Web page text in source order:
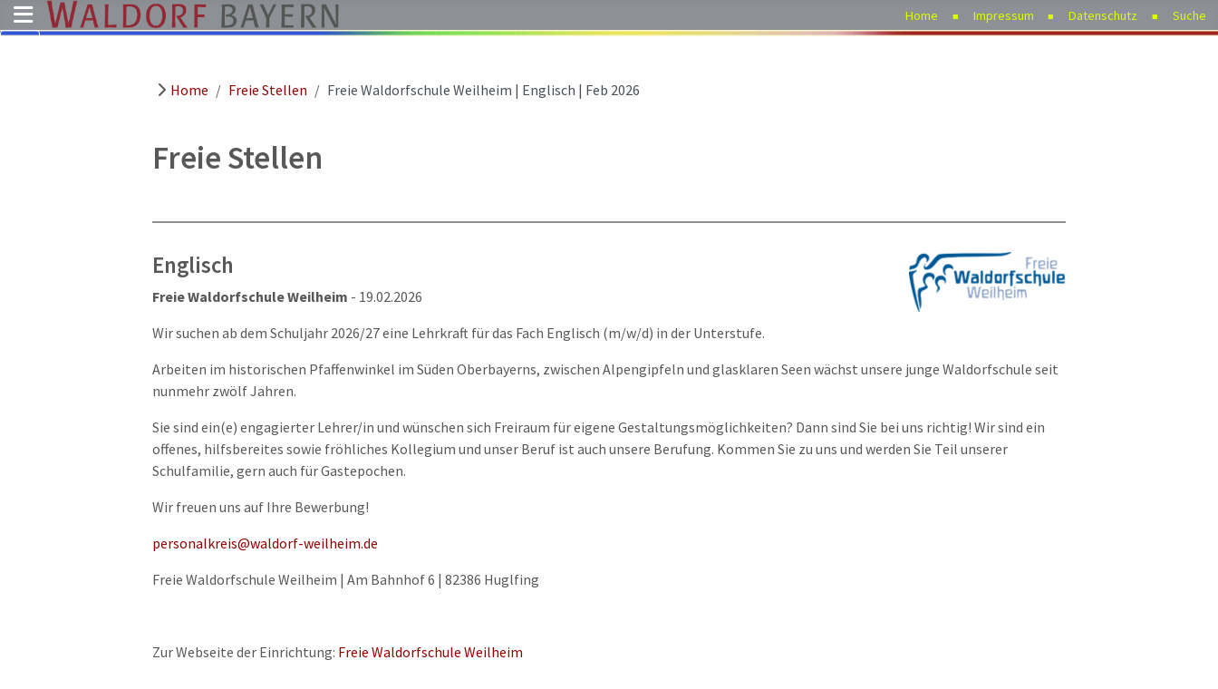
Home Impressum Datenschutz Suche
Home Freie Stellen Freie Waldorfschule Weilheim | Englisch | Feb 2026
Freie Stellen
Englisch
Freie Waldorfschule Weilheim - 19.02.2026
Wir suchen ab dem Schuljahr 2026/27 eine Lehrkraft für das Fach Englisch (m/w/d) in der Unterstufe.
Arbeiten im historischen Pfaffenwinkel im Süden Oberbayerns, zwischen Alpengipfeln und glasklaren Seen wächst unsere junge Waldorfschule seit
nunmehr zwölf Jahren.
Sie sind ein(e) engagierter Lehrer/in und wünschen sich Freiraum für eigene Gestaltungsmöglichkeiten? Dann sind Sie bei uns richtig! Wir sind ein
offenes, hilfsbereites sowie fröhliches Kollegium und unser Beruf ist auch unsere Berufung. Kommen Sie zu uns und werden Sie Teil unserer
Schulfamilie, gern auch für Gastepochen.
Wir freuen uns auf Ihre Bewerbung!
personalkreis@waldorf-weilheim.de
Freie Waldorfschule Weilheim | Am Bahnhof 6 | 82386 Huglfing
Zur Webseite der Einrichtung: Freie Waldorfschule Weilheim